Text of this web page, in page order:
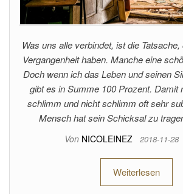
Was uns alle verbindet, ist die
Vergangenheit haben. Manche eine
Doch wenn ich das Leben und seinen
gibt es in Summe 100 Prozent. Damit
schlimm und nicht schlimm oft sehr
Mensch hat sein Schicksal zu
Von NICOLEINEZ 2018-11-28
Weiterlesen